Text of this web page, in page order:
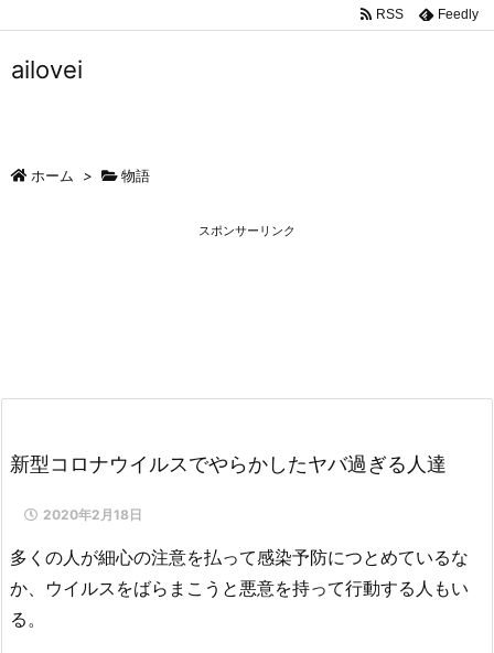
RSS Feedly
ailovei
ホーム > 物語
スポンサーリンク
新型コロナウイルスでやらかしたヤバ過ぎる人達
2020年2月18日
多くの人が細心の注意を払って感染予防につとめているな
か、ウイルスをばらまこうと悪意を持って行動する人もい
る。